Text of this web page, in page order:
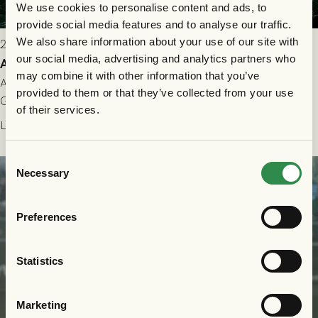
We use cookies to personalise content and ads, to
provide social media features and to analyse our traffic.
We also share information about your use of our site with
our social media, advertising and analytics partners who
may combine it with other information that you’ve
provided to them or that they’ve collected from your use
of their services.
Consent
Selection
Necessary
Preferences
Statistics
Marketing
2026-07-25 9:00
Allt du behöver veta inför GAIS - Halmstads BK 26/7
All evenemangsinformation du kan behöva inför ditt besök på
Gamla Ullevi och matchen mellan GAIS och Halmstads BK i
Allsvenskan! Avspark kl 16.30 på söndag 26/7.
Läs mer